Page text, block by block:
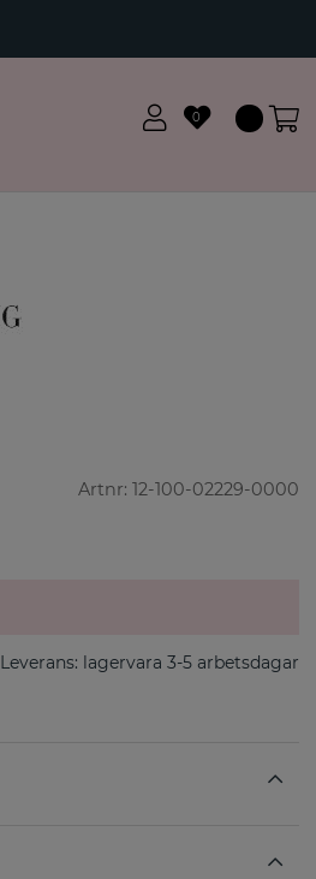
0
Artnr: 12-100-02229-0000
Leverans: lagervara 3-5 arbetsdagar